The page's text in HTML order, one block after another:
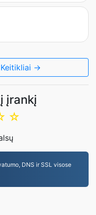
→
įrankį
☆
DNS ir SSL visose